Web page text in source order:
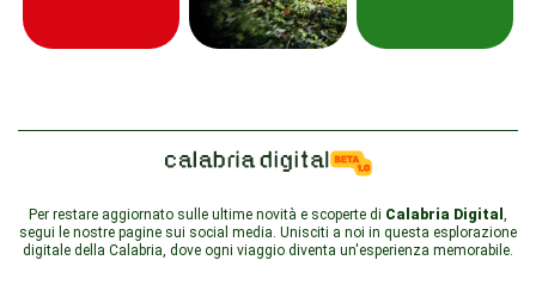
Per restare aggiornato sulle ultime novità e scoperte di Calabria Digital ,
segui le nostre pagine sui social media. Unisciti a noi in questa esplorazione
digitale della Calabria, dove ogni viaggio diventa un'esperienza memorabile.